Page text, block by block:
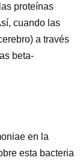
proteínas
cuando las
a través
beta-
en la
esta bacteria